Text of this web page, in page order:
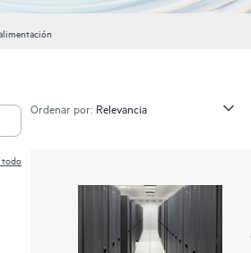
todo
Ordenar por:
.